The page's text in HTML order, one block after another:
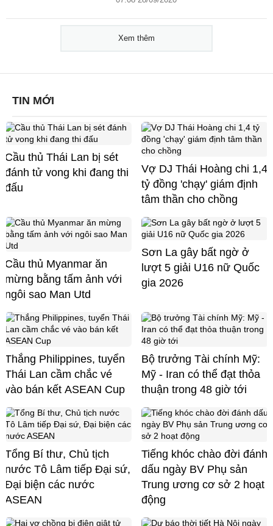
Xem thêm
TIN MỚI
Cầu thủ Thái Lan bị sét
đánh tử vong khi đang thi
đấu
Vợ DJ Thái Hoàng chi 1,4
tỷ đồng 'chạy' giám định
tâm thần cho chồng
Cầu thủ Myanmar ăn
mừng bằng tấm ảnh với
ngôi sao Man Utd
Sơn La gây bất ngờ ở
lượt 5 giải U16 nữ Quốc
gia 2026
Thắng Philippines, tuyển
Thái Lan cầm chắc vé
vào bán kết ASEAN Cup
Bộ trưởng Tài chính Mỹ:
Mỹ - Iran có thể đạt thỏa
thuận trong 48 giờ tới
Tổng Bí thư, Chủ tịch
nước Tô Lâm tiếp Đại sứ,
Đại biện các nước
ASEAN
Tiếng khóc chào đời đánh
dấu ngày BV Phụ sản
Trung ương cơ sở 2 hoạt
động